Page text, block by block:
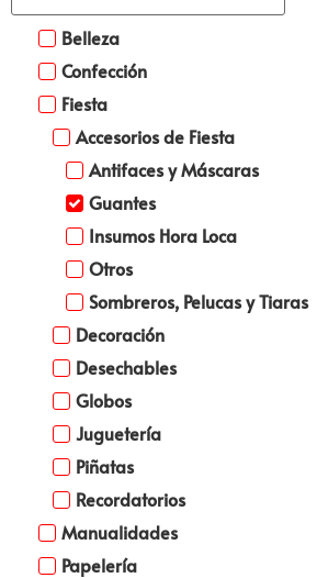
Belleza
Confección
Fiesta
Accesorios de Fiesta
Antifaces y Máscaras
Guantes
Insumos Hora Loca
Otros
Sombreros, Pelucas y Tiaras
Decoración
Desechables
Globos
Juguetería
Piñatas
Recordatorios
Manualidades
Papelería